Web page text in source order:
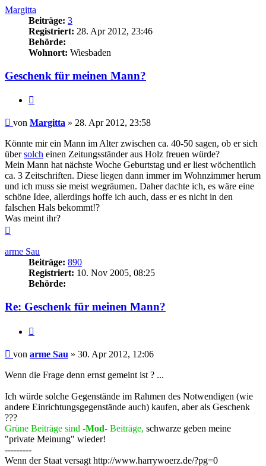
Margitta
Beiträge: 3
Registriert: 28. Apr 2012, 23:46
Behörde:
Wohnort: Wiesbaden
Geschenk für meinen Mann?
Beitrag
von Margitta » 28. Apr 2012, 23:58
Könnte mir ein Mann im Alter zwischen ca. 40-50 sagen, ob er sich
übersolch einen Zeitungsständer aus Holz freuen würde?
Mein Mann hat nächste Woche Geburtstag und er liest wöchentlich
ca. 3 Zeitschriften. Diese liegen dann immer im Wohnzimmer herum
und ich muss sie meist wegräumen. Daher dachte ich, es wäre eine
schöne Idee, allerdings hoffe ich auch, dass er es nicht in den
falschen Hals bekommt!?
Was meint ihr?
arme Sau
Beiträge: 890
Registriert: 10. Nov 2005, 08:25
Behörde:
Re: Geschenk für meinen Mann?
Beitrag
von arme Sau » 30. Apr 2012, 12:06
Wenn die Frage denn ernst gemeint ist ? ...
Ich würde solche Gegenstände im Rahmen des Notwendigen (wie
andere Einrichtungsgegenstände auch) kaufen, aber als Geschenk
???
Grüne Beiträge sind -Mod- Beiträge, schwarze geben meine
"private Meinung" wieder!
---------
Wenn der Staat versagt http://www.harrywoerz.de/?pg=0